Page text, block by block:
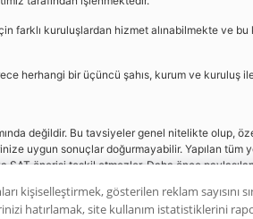
farklı kuruluşlardan hizmet alınabilmekte ve
herhangi bir üçüncü şahıs, kurum ve kuruluş
değildir. Bu tavsiyeler genel nitelikte
uygun sonuçlar doğurmayabilir. Yapılan
önerisi teşkil etmezler. Daha önce
kişiselleştirmek, gösterilen reklam sayısını
hatırlamak, site kullanım istatistiklerini